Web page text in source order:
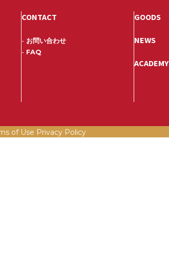
CONTACT
- お問い合わせ
- FAQ
GOODS
NEWS
ACADEMY
of Use Privacy Policy